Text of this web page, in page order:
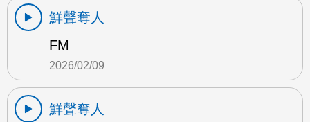
鮮聲奪人
FM
2026/02/09
鮮聲奪人